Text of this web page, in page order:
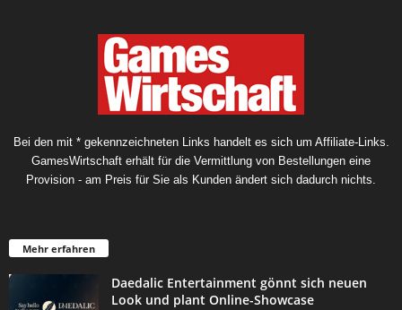
Bei den mit * gekennzeichneten Links handelt es sich um Affiliate-Links.
GamesWirtschaft erhält für die Vermittlung von Bestellungen eine
Provision - am Preis für Sie als Kunden ändert sich dadurch nichts.
Mehr erfahren
Daedalic Entertainment gönnt sich neuen
Look und plant Online-Showcase